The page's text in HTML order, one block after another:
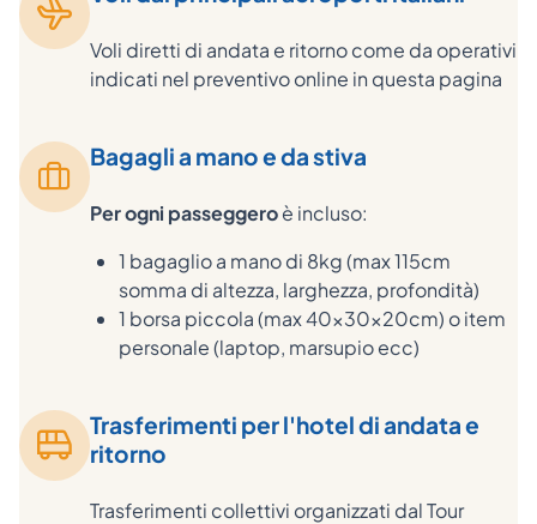
Voli diretti di andata e ritorno come da operativi
indicati nel preventivo online in questa pagina
Bagagli a mano e da stiva
Per ogni passeggeroè incluso:
1 bagaglio a mano di 8kg (max 115cm
somma di altezza, larghezza, profondità)
1 borsa piccola (max 40x30x20cm) o item
personale (laptop, marsupio ecc)
Trasferimenti per l'hotel di andata e
ritorno
Trasferimenti collettivi organizzati dal Tour